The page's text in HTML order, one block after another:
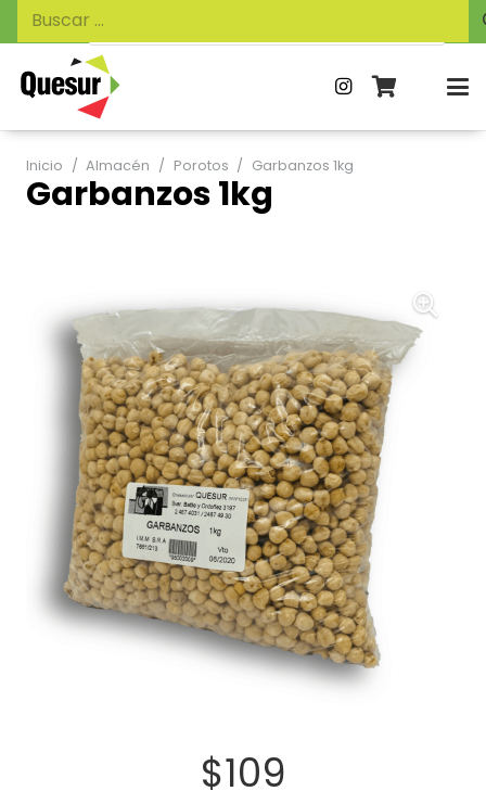
de
productos
Buscar:
Inicio / Almacén / Porotos / Garbanzos 1kg
Garbanzos 1kg
$109